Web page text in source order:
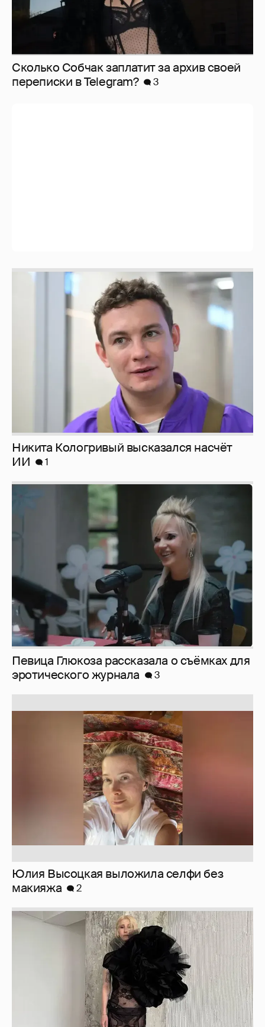
Сколько Собчак заплатит за архив своей
перeписки в Telegram?
3
Никита Кологривый высказался насчёт
ИИ
1
Певица Глюкоза рассказала о съёмках для
эротического журнала
3
Юлия Высоцкая выложила селфи без
макияжа
2